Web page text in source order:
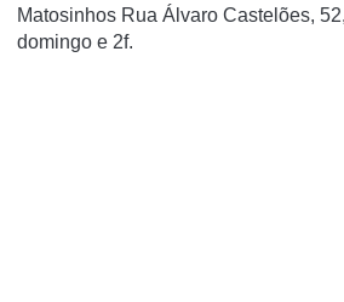
Matosinhos Rua Álvaro Castelões,
domingo e 2f.